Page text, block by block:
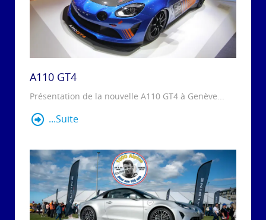
A110 GT4
Présentation de la nouvelle A110 GT4 à Genève...
...Suite